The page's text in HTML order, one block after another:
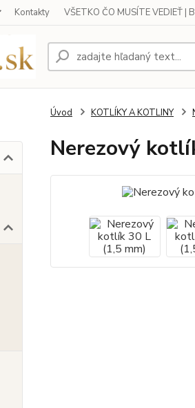
Kontakty VŠETKO ČO MUSÍTE VEDIEŤ |
Úvod KOTLÍKY A KOTLINY
Nerezový